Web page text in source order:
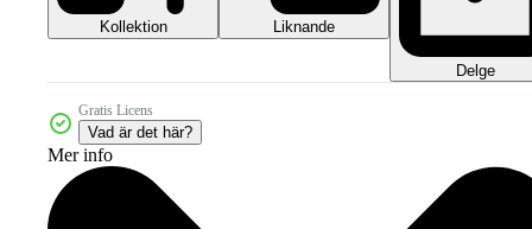
Kollektion Liknande
Delge
Gratis Licens
Vad är det här?
Mer info